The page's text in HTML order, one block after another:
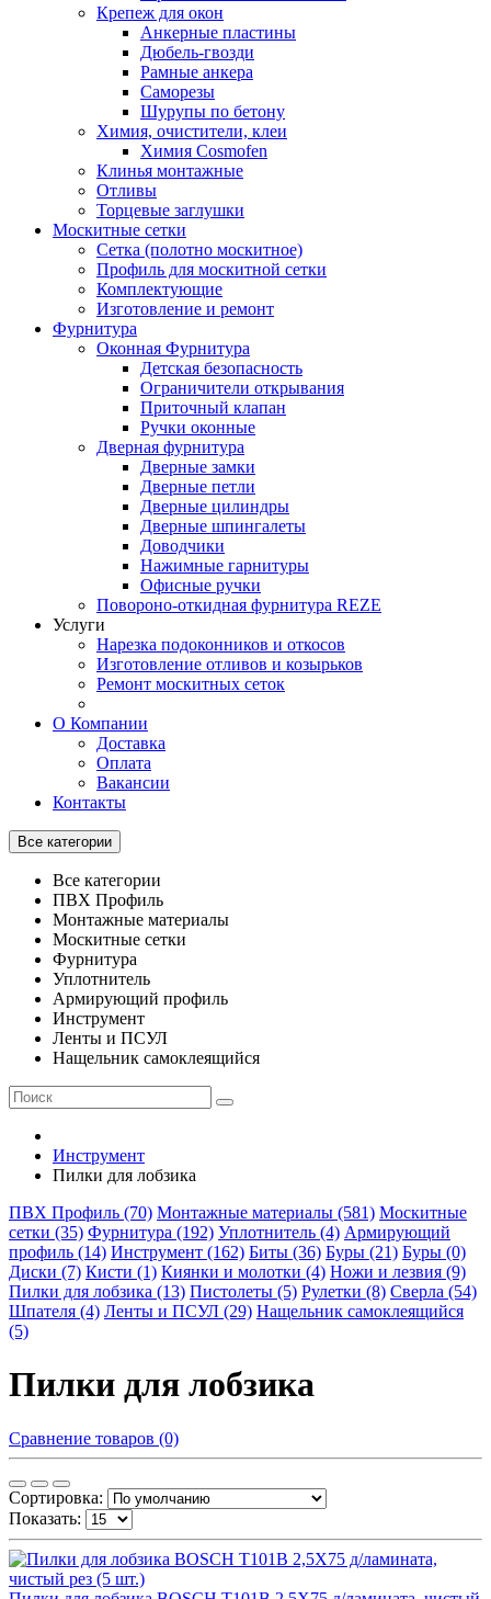
Крепеж для окон
Анкерные пластины
Дюбель-гвозди
Рамные анкера
Саморезы
Шурупы по бетону
Химия, очистители, клеи
Химия Cosmofen
Клинья монтажные
Отливы
Торцевые заглушки
Москитные сетки
Сетка (полотно москитное)
Профиль для москитной сетки
Комплектующие
Изготовление и ремонт
Фурнитура
Оконная Фурнитура
Детская безопасность
Ограничители открывания
Приточный клапан
Ручки оконные
Дверная фурнитура
Дверные замки
Дверные петли
Дверные цилиндры
Дверные шпингалеты
Доводчики
Нажимные гарнитуры
Офисные ручки
Повороно-откидная фурнитура REZE
Услуги
Нарезка подоконников и откосов
Изготовление отливов и козырьков
Ремонт москитных сеток
О Компании
Доставка
Оплата
Вакансии
Контакты
Все категории
Все категории
ПВХ Профиль
Монтажные материалы
Москитные сетки
Фурнитура
Уплотнитель
Армирующий профиль
Инструмент
Ленты и ПСУЛ
Нащельник самоклеящийся
Инструмент
Пилки для лобзика
ПВХ Профиль (70) Монтажные материалы (581) Москитные
сетки (35) Фурнитура (192) Уплотнитель (4) Армирующий
профиль (14) Инструмент (162) Биты (36) Буры (21) Буры (0)
Диски (7) Кисти (1) Киянки и молотки (4) Ножи и лезвия (9)
Пилки для лобзика (13) Пистолеты (5) Рулетки (8) Сверла (54)
Шпателя (4) Ленты и ПСУЛ (29) Нащельник самоклеящийся
(5)
Пилки для лобзика
Сравнение товаров (0)
Сортировка:
Показать: